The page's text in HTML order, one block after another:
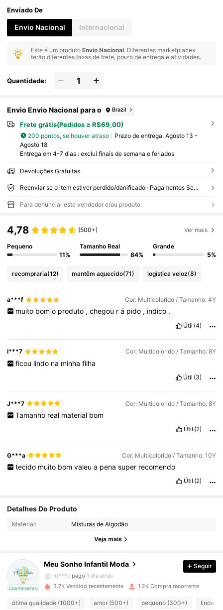
Enviado De
Envio Nacional Internacional
Este é um produtoEnvio Nacional. Diferentes marketplaces
terão diferentes taxas de frete, prazo de entrega e atividades.
Quantidade:
Envio Envio Nacional para o Brazil
Frete grátis(Pedidos ≥ R$69,00)
200 pontos, se houver atraso Prazo de entrega: Agosto 13 -
Agosto 18
Entrega em 4-7 dias : exclui finais de semana e feriados
Devoluções Gratuitas
Reenviar se o item estiver perdido/danificado · Pagamentos Seguros · Proteção de privacidade
Para denunciar este vendedor e/ou produto
4,78 (500+) Ver mais
Pequeno
11%
Tamanho Real
84%
Grande
5%
recompraria(12) mantêm aquecido(71) logística veloz(8)
a***f Cor: Multicolorido / Tamanho: 4Y
muito bom o produto , chegou r á pido , indico .
Útil (4)
i***7 Cor: Multicolorido / Tamanho: 8Y
ficou lindo na minha filha
Útil (3)
J***7 Cor: Multicolorido / Tamanho: 8Y
Tamanho real material bom
Útil (2)
G***a Cor: Multicolorido / Tamanho: 10Y
tecido muito bom valeu a pena super recomendo
Útil (2)
Detalhes Do Produto
Material: Misturas de Algodão
Veja mais
Loja Parceira Local
Meu Sonho Infantil Moda
4,84 1.2K Seguidores
1.2K Seguidores
4,84
1.2K Seguidores
m***c pago 1 dia atrás
Seguir
3.7K Vendido recentemente 1.2K Compra recorrente
ótima qualidade (1000+) amor (500+) pequeno (300+) linda